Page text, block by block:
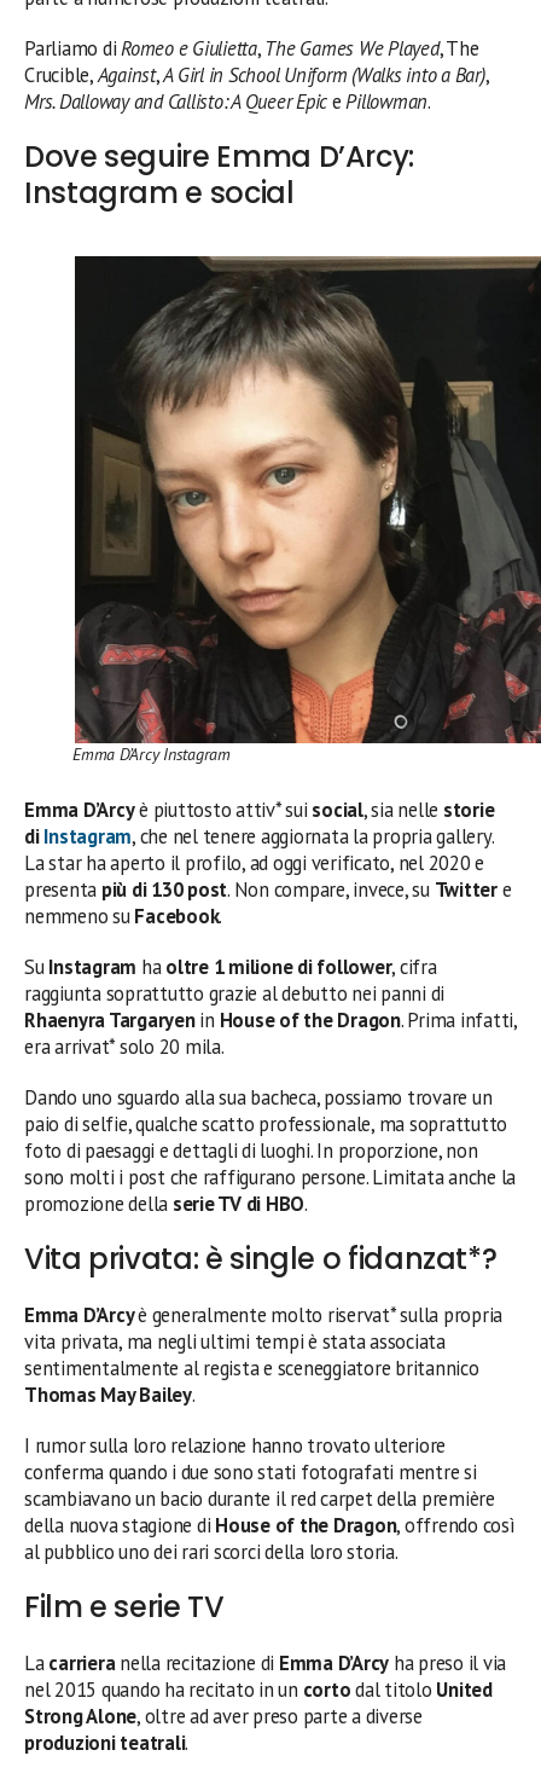
Parliamo diRomeo e Giulietta, The Games We Played, The
Crucible,Against,A Girl in School Uniform (Walks into a Bar),
Mrs. Dalloway and Callisto: A Queer EpicePillowman.
Dove seguire Emma D’Arcy:
Instagram e social
Emma D’Arcy Instagram
Emma D’Arcyè piuttosto attiv* sui social, sia nelle storie
diInstagram, che nel tenere aggiornata la propria gallery.
La star ha aperto il profilo, ad oggi verificato, nel 2020 e
presenta più di 130 post. Non compare, invece, su Twittere
nemmeno suFacebook.
SuInstagram haoltre 1 milione di follower, cifra
raggiunta soprattutto grazie al debutto nei panni di
Rhaenyra Targaryenin House of the Dragon. Prima infatti,
era arrivat* solo 20 mila.
Dando uno sguardo alla sua bacheca, possiamo trovare un
paio di selfie, qualche scatto professionale, ma soprattutto
foto di paesaggi e dettagli di luoghi. In proporzione, non
sono molti i post che raffigurano persone. Limitata anche la
promozione della serie TV di HBO.
Vita privata: è single o fidanzat*?
Emma D’Arcyè generalmente molto riservat* sulla propria
vita privata, ma negli ultimi tempi è stata associata
sentimentalmente al regista e sceneggiatore britannico
Thomas May Bailey.
I rumor sulla loro relazione hanno trovato ulteriore
conferma quando i due sono stati fotografati mentre si
scambiavano un bacio durante il red carpet della première
della nuova stagione di House of the Dragon, offrendo così
al pubblico uno dei rari scorci della loro storia.
Film e serie TV
Lacarrieranella recitazione di Emma D’Arcy ha preso il via
nel 2015 quando ha recitato in un cortodal titolo United
Strong Alone, oltre ad aver preso parte a diverse
produzioni teatrali.